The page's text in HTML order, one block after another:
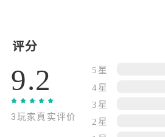
现象。它们并非来自传说，而是
在，拥有独特外观与行为。通过
源，吸引新的存在出现，在你的
将逐渐展现完整的形态与习性。
收集。
记录并收集各种地下异闻，将它
评分
9.2
3玩家真实评价
5星
4星
3星
2星